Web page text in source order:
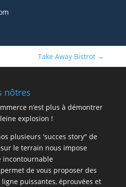
Take Away Bistrot →
nôtres
n’est plus à démontrer
explosion !
plusieurs 'succes story" de
le terrain nous impose
incontournable
de vous proposer des
puissantes, éprouvées et